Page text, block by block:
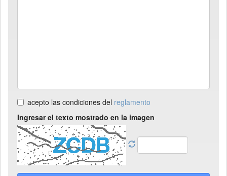
acepto las condiciones del reglamento
Ingresar el texto mostrado en la imagen